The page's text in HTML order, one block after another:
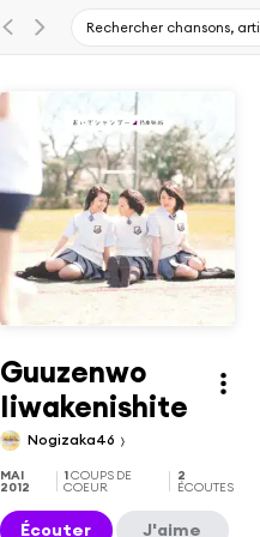
Guuzenwo
Iiwakenishite
Nogizaka46
MAI
2012
1COUPS DE
COEUR
2
ÉCOUTES
Écouter J'aime